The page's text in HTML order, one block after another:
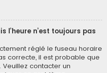
l’heure n’est toujours pas
réglé le fuseau horaire
correcte, il est probable que
Veuillez contacter un